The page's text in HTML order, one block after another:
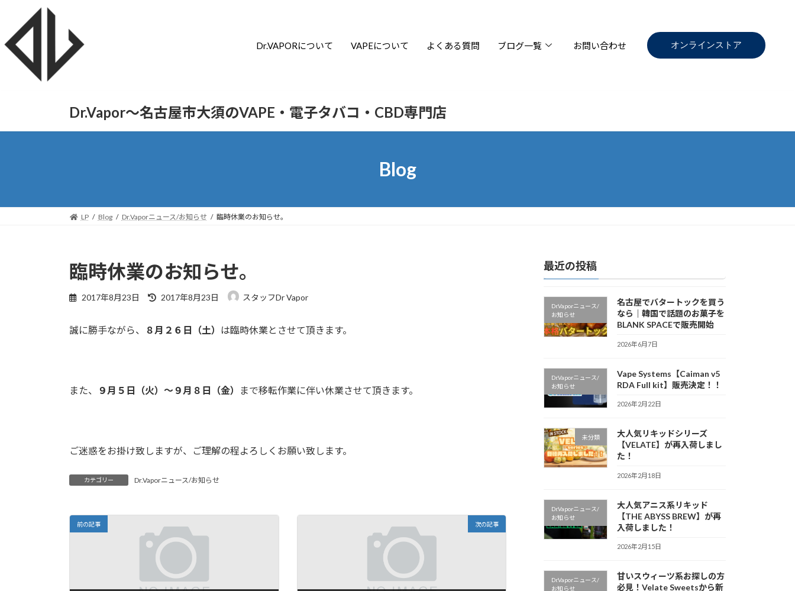
Dr.VAPORについて VAPEについて よくある質問 ブログ一覧 お問い合わせ オンラインストア
Dr.Vapor〜名古屋市大須のVAPE・電子タバコ・CBD専門店
Blog
LP Blog Dr.Vaporニュース/お知らせ 臨時休業のお知らせ。
臨時休業のお知らせ。
2017年8月23日 2017年8月23日 スタッフDr Vapor
誠に勝手ながら、 ８月２６日（土） は臨時休業とさせて頂きます。
また、 ９月５日（火）～９月８日（金） まで移転作業に伴い休業させて頂きます。
ご迷惑をお掛け致しますが、ご理解の程よろしくお願い致します。
カテゴリー Dr.Vaporニュース/お知らせ
前の記事 次の記事
最近の投稿
Dr.Vaporニュース/
お知らせ
名古屋でバタートックを買う
なら｜韓国で話題のお菓子を
BLANK SPACEで販売開始
2026年6月7日
Dr.Vaporニュース/
お知らせ
Vape Systems【Caiman v5
RDA Full kit】販売決定！！
2026年2月22日
未分類
大人気リキッドシリーズ
【VELATE】が再入荷しまし
た！
2026年2月18日
Dr.Vaporニュース/
お知らせ
大人気アニス系リキッド
【THE ABYSS BREW】が再
入荷しました！
2026年2月15日
Dr.Vaporニュース/
お知らせ
甘いスウィーツ系お探しの方
必見！Velate Sweetsから新